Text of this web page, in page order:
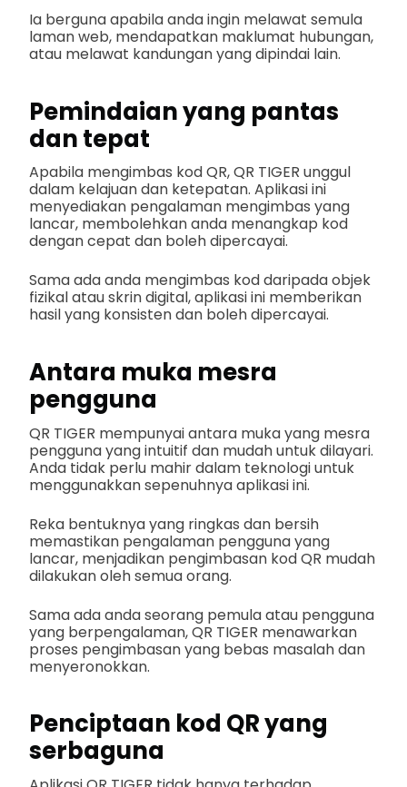
Ia berguna apabila anda ingin melawat semula
laman web, mendapatkan maklumat hubungan,
atau melawat kandungan yang dipindai lain.
Pemindaian yang pantas
dan tepat
Apabila mengimbas kod QR, QR TIGER unggul
dalam kelajuan dan ketepatan. Aplikasi ini
menyediakan pengalaman mengimbas yang
lancar, membolehkan anda menangkap kod
dengan cepat dan boleh dipercayai.
Sama ada anda mengimbas kod daripada objek
fizikal atau skrin digital, aplikasi ini memberikan
hasil yang konsisten dan boleh dipercayai.
Antara muka mesra
pengguna
QR TIGER mempunyai antara muka yang mesra
pengguna yang intuitif dan mudah untuk dilayari.
Anda tidak perlu mahir dalam teknologi untuk
menggunakkan sepenuhnya aplikasi ini.
Reka bentuknya yang ringkas dan bersih
memastikan pengalaman pengguna yang
lancar, menjadikan pengimbasan kod QR mudah
dilakukan oleh semua orang.
Sama ada anda seorang pemula atau pengguna
yang berpengalaman, QR TIGER menawarkan
proses pengimbasan yang bebas masalah dan
menyeronokkan.
Penciptaan kod QR yang
serbaguna